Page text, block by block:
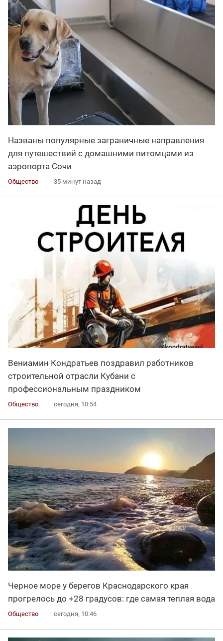
Названы популярные заграничные направления
для путешествий с домашними питомцами из
аэропорта Сочи
Общество 35 минут назад
Вениамин Кондратьев поздравил работников
строительной отрасли Кубани с
профессиональным праздником
Общество сегодня, 10:54
Черное море у берегов Краснодарского края
прогрелось до +28 градусов: где самая теплая вода
Общество сегодня, 10:46